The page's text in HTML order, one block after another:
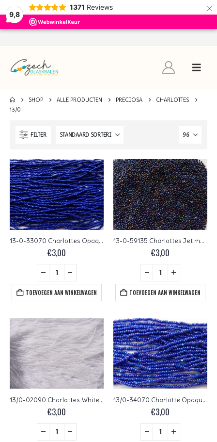
9,8
1371 Reviews ×
SHOP ALLE PRODUCTEN PRECIOSA
CHARLOTTES
13/0
FILTER
13-0-33070 Charlottes Opaque Dark Royal Blue 10 gram.
€3,00
TOEVOEGEN AAN WINKELWAGEN
13-0-59135 Charlottes Jet met Blue Iris 10 gram
€3,00
TOEVOEGEN AAN WINKELWAGEN
13/0-02090 Charlottes White Opal 10 gram.
€3,00
13/0-34070 Charlotte Opaque Dark Royal Blue Iris 10 gram
€3,00